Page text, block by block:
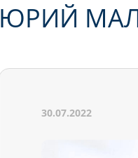
ЮРИЙ
30.07.2022